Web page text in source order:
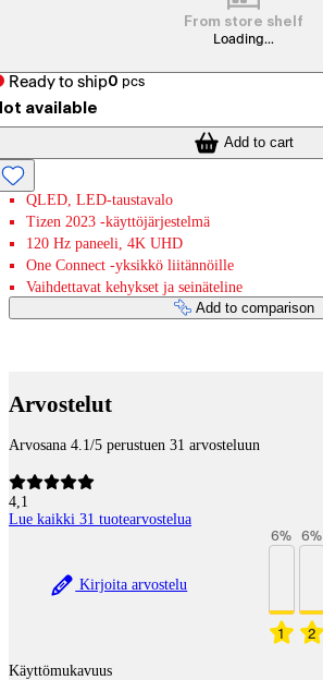
From store shelf
Loading...
Ready to ship0 pcs
available
Add to cart
QLED, LED-taustavalo
Tizen 2023 -käyttöjärjestelmä
120 Hz paneeli, 4K UHD
One Connect -yksikkö liitännöille
Vaihdettavat kehykset ja seinäteline
Add to comparison
Arvostelut
Arvosana 4.1/5 perustuen 31 arvosteluun
4,1
Lue kaikki 31 tuotearvostelua
Kirjoita arvostelu
1
6%
2
6%
Käyttömukavuus